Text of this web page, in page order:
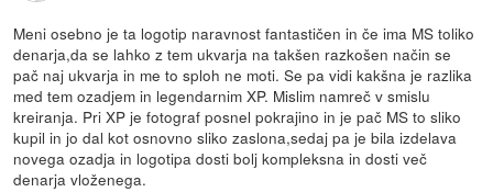
Meni osebno je ta logotip naravnost fantastičen in če ima MS toliko
denarja,da se lahko z tem ukvarja na takšen razkošen način se
pač naj ukvarja in me to sploh ne moti. Se pa vidi kakšna je razlika
med tem ozadjem in legendarnim XP. Mislim namreč v smislu
kreiranja. Pri XP je fotograf posnel pokrajino in je pač MS to sliko
kupil in jo dal kot osnovno sliko zaslona,sedaj pa je bila izdelava
novega ozadja in logotipa dosti bolj kompleksna in dosti več
denarja vloženega.